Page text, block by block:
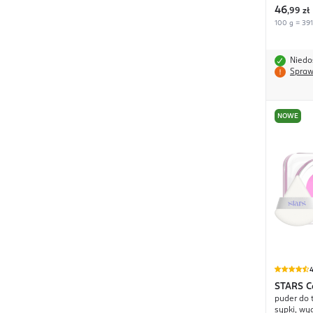
46,99 zł
100 g =
NOWE
STARS
puder do
sypki,